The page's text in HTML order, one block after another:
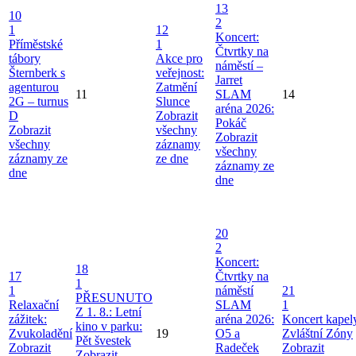
10
1
Příměstské
tábory
Šternberk s
agenturou
2G – turnus
D
Zobrazit
všechny
záznamy ze
dne
11
12
1
Akce pro
veřejnost:
Zatmění
Slunce
Zobrazit
všechny
záznamy
ze dne
13
2
Koncert:
Čtvrtky na
náměstí –
Jarret
SLAM
aréna 2026:
Pokáč
Zobrazit
všechny
záznamy ze
dne
14
17
1
Relaxační
zážitek:
Zvukoladění
Zobrazit
18
1
PŘESUNUTO
Z 1. 8.: Letní
kino v parku:
Pět švestek
19
20
2
Koncert:
Čtvrtky na
náměstí
SLAM
aréna 2026:
O5 a
Radeček
21
1
Koncert
Zvláštní Zóny
Zobrazit